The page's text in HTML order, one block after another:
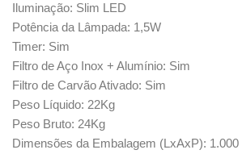
Iluminação: Slim LED
Potência da Lâmpada: 1,5W
Timer: Sim
Filtro de Aço Inox + Alumínio: Sim
Filtro de Carvão Ativado: Sim
Peso Líquido: 22Kg
Peso Bruto: 24Kg
Dimensões da Embalagem (LxAxP):